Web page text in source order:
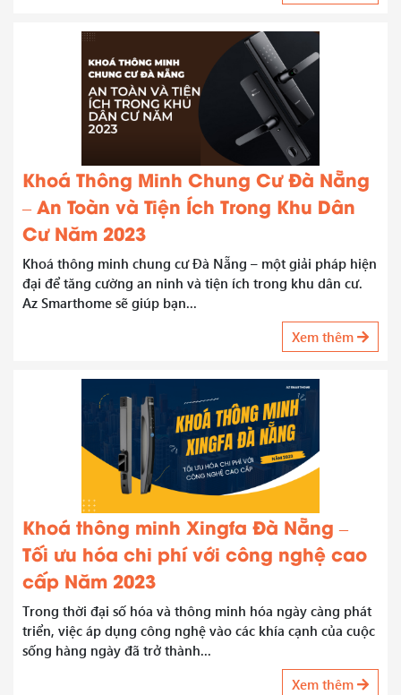
Khoá Thông Minh Chung Cư Đà Nẵng
– An Toàn và Tiện Ích Trong Khu Dân
Cư Năm 2023
Khoá thông minh chung cư Đà Nẵng – một giải pháp hiện
đại để tăng cường an ninh và tiện ích trong khu dân cư.
Az Smarthome sẽ giúp bạn...
Xem thêm
Khoá thông minh Xingfa Đà Nẵng –
Tối ưu hóa chi phí với công nghệ cao
cấp Năm 2023
Trong thời đại số hóa và thông minh hóa ngày càng phát
triển, việc áp dụng công nghệ vào các khía cạnh của cuộc
sống hàng ngày đã trở thành...
Xem thêm